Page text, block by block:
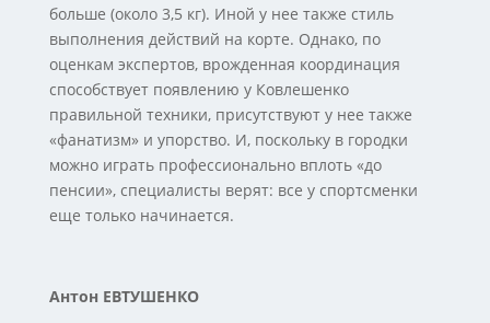
больше (около 3,5 кг). Иной у нее также стиль
выполнения действий на корте. Однако, по
оценкам экспертов, врожденная координация
способствует появлению у Ковлешенко
правильной техники, присутствуют у нее также
«фанатизм» и упорство. И, поскольку в городки
можно играть профессионально вплоть «до
пенсии», специалисты верят: все у спортсменки
еще только начинается.
Антон ЕВТУШЕНКО